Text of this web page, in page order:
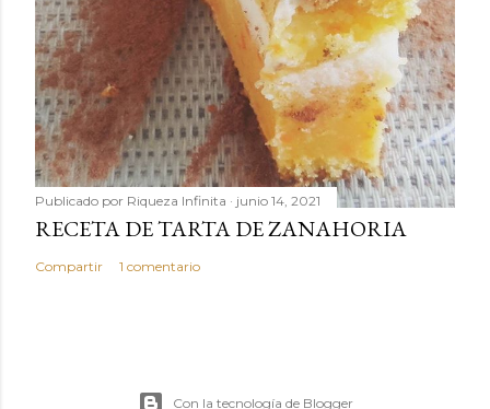
Publicado por Riqueza Infinita junio 14, 2021
RECETA DE TARTA DE ZANAHORIA
Compartir 1 comentario
Con la tecnología de Blogger